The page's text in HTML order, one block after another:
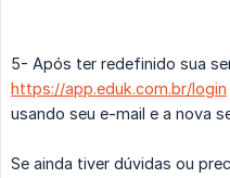
5- Após ter redefinido sua
https://app.eduk.com.br/login
usando seu e-mail e a nova
Se ainda tiver dúvidas ou